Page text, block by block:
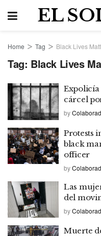
EL
Home Tag Black Lives
Tag: Black Lives
Expolicía
cárcel
by
Protests
black
officer
by
Las
del
by
Muerte